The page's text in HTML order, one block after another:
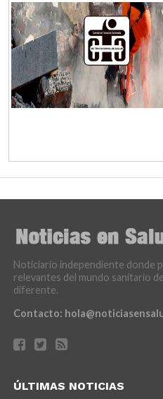
Noticiario independiente donde
relevantes del mundo sanitario
diferente.
Contacto:
ÚLTIMAS NOTICIAS